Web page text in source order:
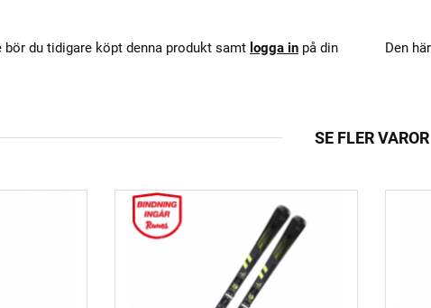
du tidigare köpt denna produkt samt logga in på din
Den
SE FLER VAROR